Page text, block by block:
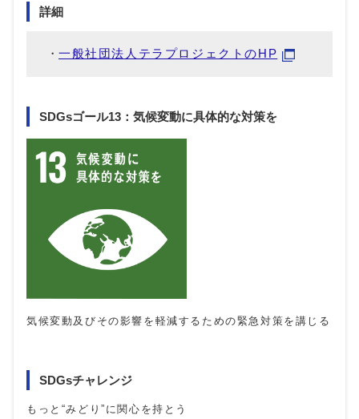
詳細
一般社団法人テラプロジェクトのHP
SDGsゴール13：気候変動に具体的な対策を
気候変動及びその影響を軽減するための緊急対策を講じる
SDGsチャレンジ
もっと“みどり”に関心を持とう